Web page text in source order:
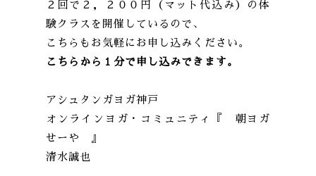
２回で２，２００円（マット代込み）の体
験クラスを開催しているので、
こちらもお気軽にお申し込みください。
こちらから１分で申し込みできます。
アシュタンガヨガ神戸
オンラインヨガ・コミュニティ『 朝ヨガ
せーや 』
清水誠也